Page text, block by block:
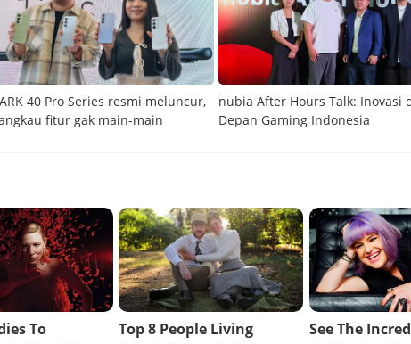
40 Pro Series resmi meluncur,
fitur gak main-main
nubia After Hours Talk: Inovasi
Depan Gaming Indonesia